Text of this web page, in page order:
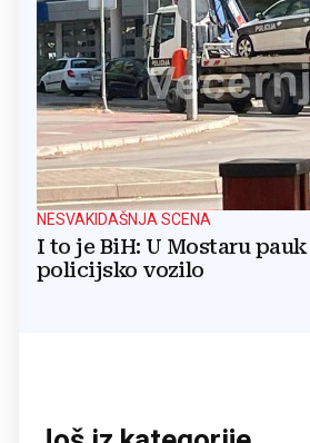
NESVAKIDAŠNJA SCENA
I to je BiH: U Mostaru
policijsko vozilo